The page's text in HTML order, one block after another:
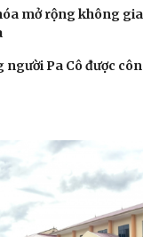
mở rộng không
người Pa Cô được